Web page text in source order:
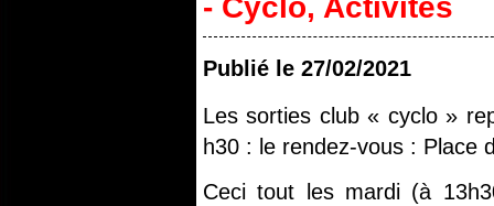
- Cyclo, Activités
Publié le 27/02/2021
Les sorties club « cyclo »
h30 : le rendez-vous : Place
Ceci tout les mardi (à